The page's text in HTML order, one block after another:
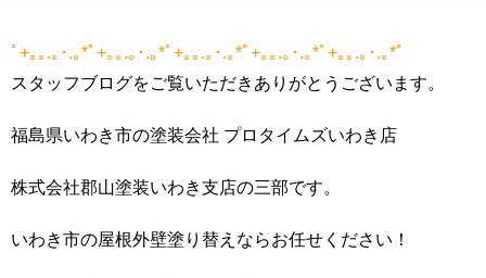
ﾟ+｡｡.｡･.｡*ﾟ+｡｡.｡･.｡*ﾟ+｡｡.｡･.｡*ﾟ+｡｡.｡･.｡*ﾟ+｡｡.｡･.｡*ﾟ
スタッフブログをご覧いただきありがとうございます。
福島県いわき市の塗装会社 プロタイムズいわき店
株式会社郡山塗装いわき支店の三部です。
いわき市の屋根外壁塗り替えならお任せください！